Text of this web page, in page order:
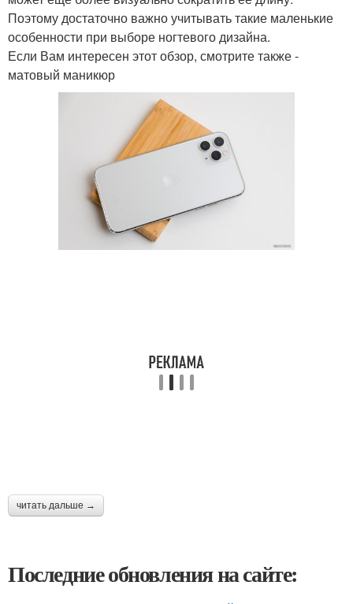
Поэтому достаточно важно учитывать такие маленькие
особенности при выборе ногтевого дизайна.
Если Вам интересен этот обзор, смотрите также -
матовый маникюр
читать дальше →
Последние обновления на сайте: